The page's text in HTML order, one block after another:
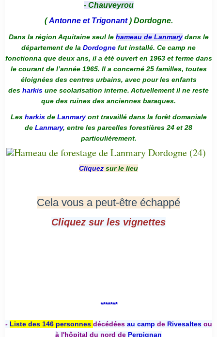
- Chauveyrou
(Antonne et Trigonant) Dordogne.
Dans la région Aquitaine seul le hameau de Lanmarydans le
département de la Dordogne fut installé. Ce camp ne
fonctionna que deux ans, il a été ouvert en 1963 et ferme dans
le courant de l’année 1965. Il a concerné 25 familles, toutes
éloignées des centres urbains, avec pour les enfants
des harkis une scolarisation interne. Actuellement il ne reste
que des ruines des anciennes baraques.
Les harkis de Lanmaryont travaillé dans la forêt domaniale
de Lanmary, entre les parcelles forestières 24 et 28
particulièrement.
Cliquez sur le lieu
Cela vous a peut-être échappé
Cliquez sur les vignettes
*******
- Liste des 146 personnes décédées au camp deRivesaltesou
à l'hôpital du nord de Perpignan